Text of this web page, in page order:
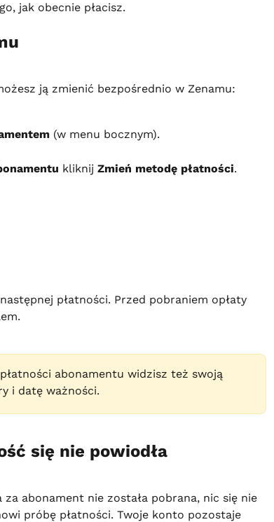
jak obecnie płacisz.
ją zmienić bezpośrednio w Zenamu:
(w menu bocznym).
kliknij Zmień metodę płatności.
płatności. Przed pobraniem opłaty
abonamentu widzisz też swoją
i datę ważności.
się nie powiodła
za abonament nie została pobrana, nic się nie
próbę płatności. Twoje konto pozostaje